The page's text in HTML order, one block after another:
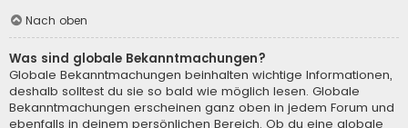
Nach oben
Was sind globale Bekanntmachungen?
Globale Bekanntmachungen beinhalten wichtige Informationen,
deshalb solltest du sie so bald wie möglich lesen. Globale
Bekanntmachungen erscheinen ganz oben in jedem Forum und
ebenfalls in deinem persönlichen Bereich. Ob du eine globale